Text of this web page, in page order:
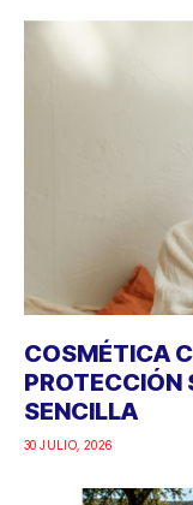
COSMÉTICA
PROTECCIÓN
SENCILLA
30 JULIO, 2026